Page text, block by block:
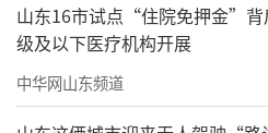
山东16市试点“住院免押金”背
级及以下医疗机构开展
中华网山东频道